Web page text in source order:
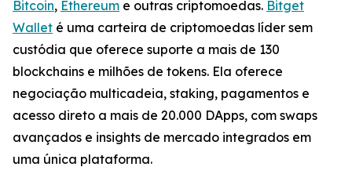
Bitcoin, Ethereum e outras criptomoedas. Bitget
Wallet é uma carteira de criptomoedas líder sem
custódia que oferece suporte a mais de 130
blockchains e milhões de tokens. Ela oferece
negociação multicadeia, staking, pagamentos e
acesso direto a mais de 20.000 DApps, com swaps
avançados e insights de mercado integrados em
uma única plataforma.